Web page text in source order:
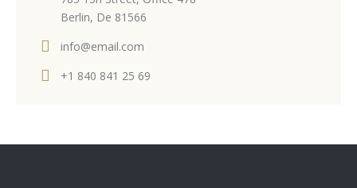
Berlin, De 81566
info@email.com
+1 840 841 25 69